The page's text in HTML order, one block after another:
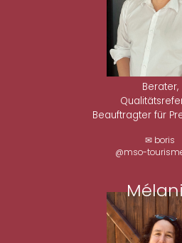
Berater,
Beauftragter für
✉ boris
@mso-